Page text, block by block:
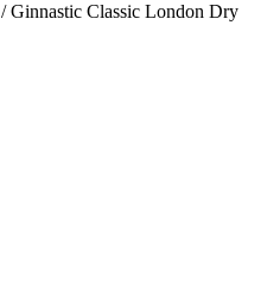
/ Ginnastic Classic London Dry